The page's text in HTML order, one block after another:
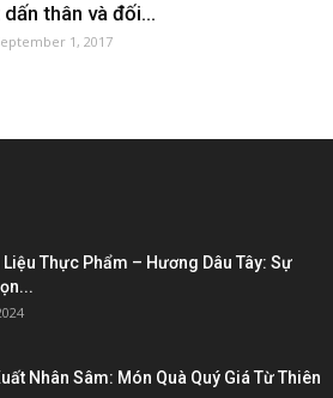
thân và đối...
1, 2017
Thực Phẩm – Hương Dâu Tây: Sự
Nhân Sâm: Món Quà Quý Giá Từ Thiên